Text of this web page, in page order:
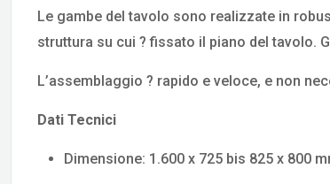
Le gambe del tavolo sono realizzate in
struttura su cui ? fissato il piano del tavolo.
L’assemblaggio ? rapido e veloce, e non
Dati Tecnici
Dimensione: 1.600 x 725 bis 825 x 800